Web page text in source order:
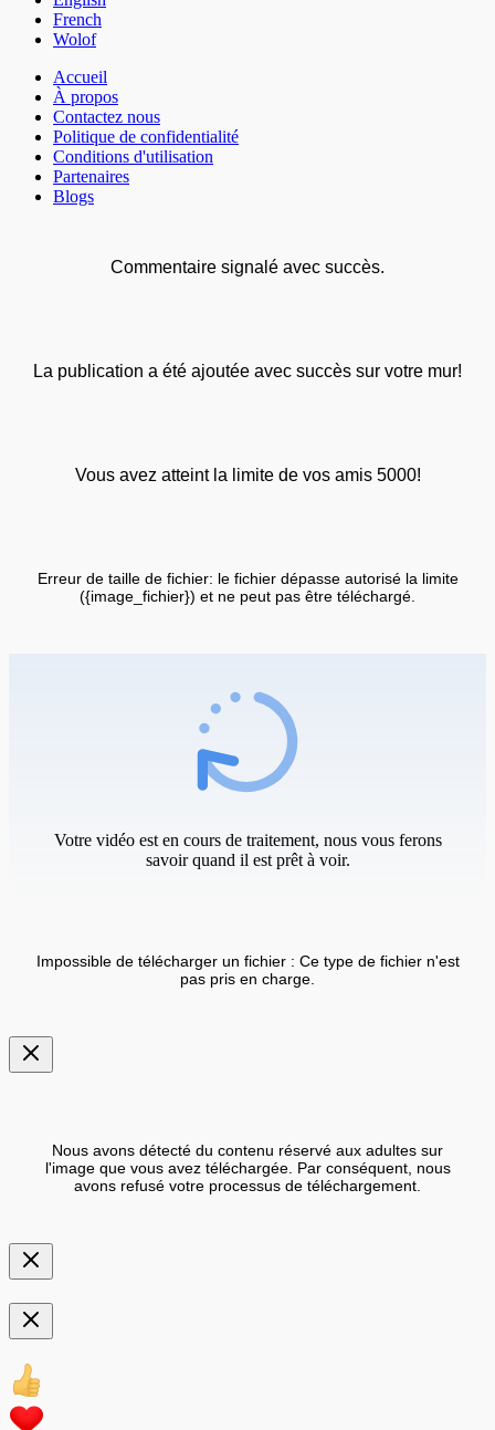
French
Wolof
Accueil
À propos
Contactez nous
Politique de confidentialité
Conditions d'utilisation
Partenaires
Blogs
Commentaire signalé avec succès.
La publication a été ajoutée avec succès sur votre mur!
Vous avez atteint la limite de vos amis 5000!
Erreur de taille de fichier: le fichier dépasse autorisé la limite
({image_fichier}) et ne peut pas être téléchargé.
Votre vidéo est en cours de traitement, nous vous ferons
savoir quand il est prêt à voir.
Impossible de télécharger un fichier : Ce type de fichier n'est
pas pris en charge.
Nous avons détecté du contenu réservé aux adultes sur
l'image que vous avez téléchargée. Par conséquent, nous
avons refusé votre processus de téléchargement.